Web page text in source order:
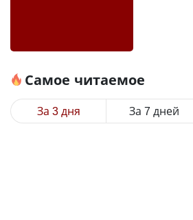
Самое читаемое
За 3 дня За 7 дней